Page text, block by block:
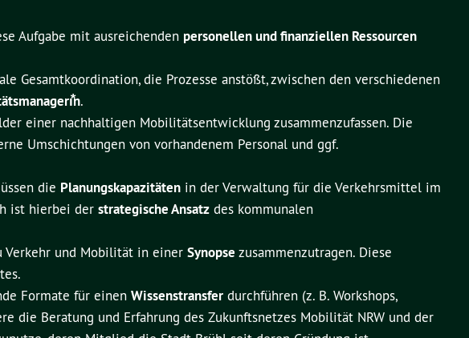
Aufgabe mit ausreichenden personellen und finanziellen Ressourcen
Gesamtkoordination, die Prozesse anstößt, zwischen den verschiedenen
.
einer nachhaltigen Mobilitätsentwicklung zusammenzufassen. Die
Umschichtungen von vorhandenem Personal und ggf.
die Planungskapazitäten in der Verwaltung für die Verkehrsmittel im
ist hierbei der strategische Ansatz des kommunalen
Verkehr und Mobilität in einer Synopse zusammenzutragen. Diese
Formate für einen Wissenstransfer durchführen (z. B. Workshops,
die Beratung und Erfahrung des Zukunftsnetzes Mobilität NRW und der